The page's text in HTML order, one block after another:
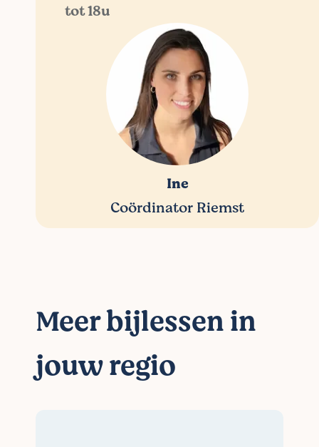
tot 18u
Ine
Coördinator Riemst
Meer bijlessen in
jouw regio